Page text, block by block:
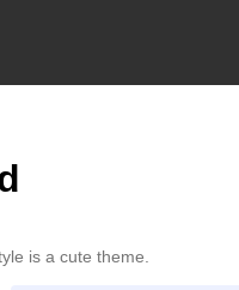
is a cute theme.